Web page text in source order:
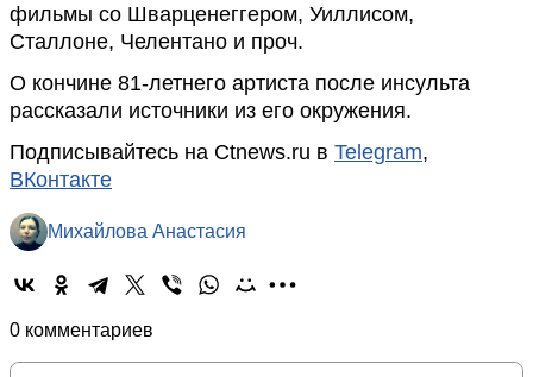
фильмы со Шварценеггером, Уиллисом,
Сталлоне, Челентано и проч.
О кончине 81-летнего артиста после инсульта
рассказали источники из его окружения.
Подписывайтесь на Ctnews.ru в Telegram,
ВКонтакте
Михайлова Анастасия
0 комментариев